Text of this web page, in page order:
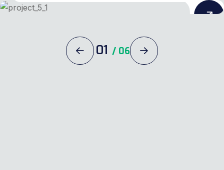
01 / 06